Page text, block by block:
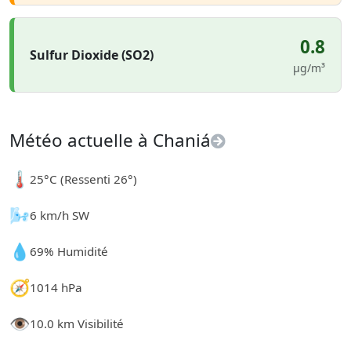
Sulfur Dioxide (SO2) 0.8
µg/m³
Météo actuelle à Chaniá
🌡️25°C (Ressenti 26°)
🌬️6 km/h SW
💧69% Humidité
🧭1014 hPa
👁️10.0 km Visibilité